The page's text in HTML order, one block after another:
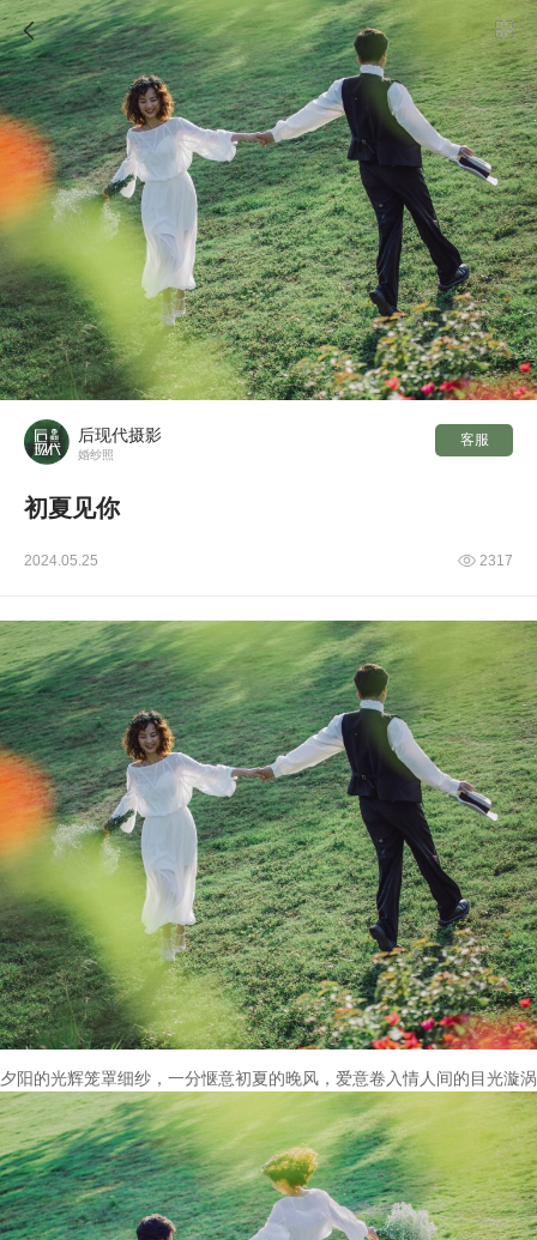

后现代摄影
婚纱照
客服
初夏见你
2024.05.25 2317
夕阳的光辉笼罩细纱，一分惬意初夏的晚风，爱意卷入情人间的目光漩涡